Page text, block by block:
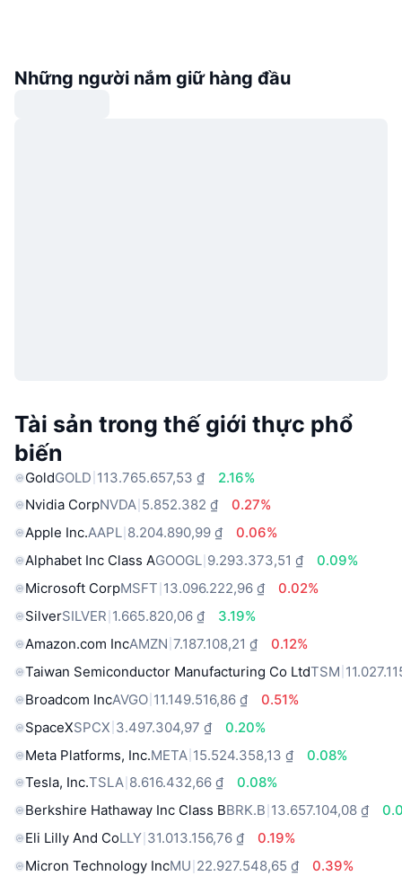
Những người nắm giữ hàng đầu
Tài sản trong thế giới thực phổ
biến
GoldGOLD 113.765.657,53 ₫
2.16%
Nvidia CorpNVDA 5.852.382 ₫
0.27%
Apple Inc.AAPL 8.204.890,99 ₫
0.06%
Alphabet Inc Class AGOOGL 9.293.373,51 ₫
0.09%
Microsoft CorpMSFT 13.096.222,96 ₫
0.02%
SilverSILVER 1.665.820,06 ₫
3.19%
Amazon.com IncAMZN 7.187.108,21 ₫
0.12%
Taiwan Semiconductor Manufacturing Co LtdTSM
Broadcom IncAVGO 11.149.516,86 ₫
0.51%
SpaceXSPCX 3.497.304,97 ₫
0.20%
Meta Platforms, Inc.META 15.524.358,13 ₫
0.08%
Tesla, Inc.TSLA 8.616.432,66 ₫
0.08%
Berkshire Hathaway Inc Class BBRK.B 13.657.104,08 ₫
Eli Lilly And CoLLY 31.013.156,76 ₫
0.19%
Micron Technology IncMU 22.927.548,65 ₫
0.39%